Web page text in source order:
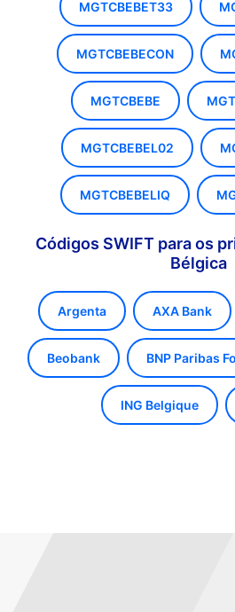
MGTCBEBET33
MGTCBEBECON
MGTCBEBE
MGTCBEBEL02
MGTCBEBELIQ
Códigos SWIFT para os
Bélgica
Argenta AXA Bank
Beobank BNP Paribas
ING Belgique